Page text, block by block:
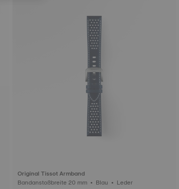
Original Tissot Armband
Bandanstoßbreite 20 mm • Blau • Leder